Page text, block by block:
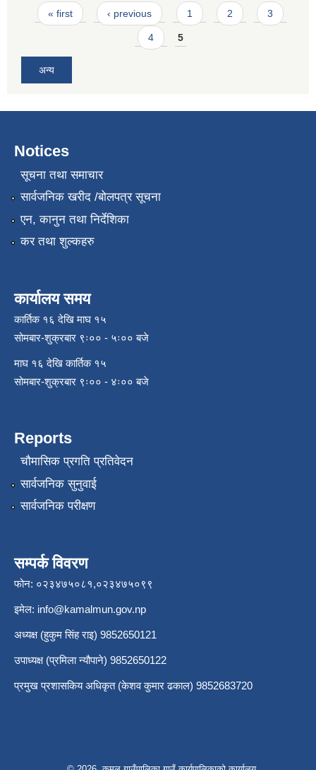
Pages
« first ‹ previous 1 2 3
4 5
अन्य
Notices
सूचना तथा समाचार
सार्वजनिक खरीद /बोलपत्र सूचना
एन, कानुन तथा निर्देशिका
कर तथा शुल्कहरु
कार्यालय समय
कार्तिक १६ देखि माघ १५
सोमबार-शुक्रबार ९ः०० - ५ः०० बजे
माघ १६ देखि कार्तिक १५
सोमबार-शुक्रबार ९ः०० - ४ः०० बजे
Reports
चौमासिक प्रगति प्रतिवेदन
सार्वजनिक सुनुवाई
सार्वजनिक परीक्षण
सम्पर्क विवरण
फोन: ०२३४७५०८१,०२३४७५०९९
इमेल: info@kamalmun.gov.np
अध्यक्ष (हुकुम सिंह राइ) 9852650121
उपाध्यक्ष (प्रमिला न्यौपाने) 9852650122
प्रमुख प्रशासकिय अधिकृत (केशव कुमार ढकाल) 9852683720